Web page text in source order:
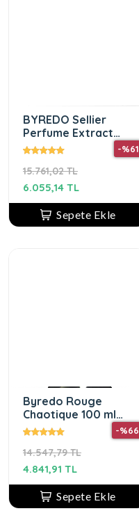
BYREDO Sellier
Perfume Extract
100ML Parfüm
15.761,02 TL
-%61
6.055,14 TL
Sepete Ekle
Byredo Rouge
Chaotique 100 ml
unisex parfum
14.547,79 TL
-%66
4.841,91 TL
Sepete Ekle